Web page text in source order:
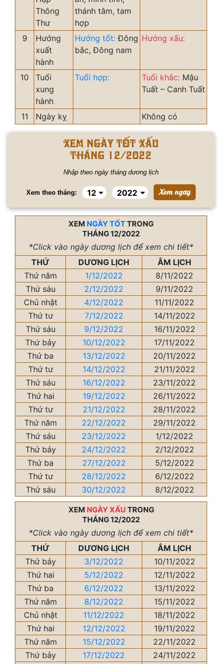
Thông
Thư
thánh tâm, tam
hợp
9
Hướng
xuất
hành
Hướng tốt: Đông
bắc, Đông nam
Hướng xấu:
10
Tuổi
xung
hành
Tuổi hợp: Tuổi khắc: Mậu
Tuất – Canh Tuất
11 Ngày kỵ Không có
Xem ngày tốt xấu
tháng 12/2022
Nhập theo ngày tháng dương lịch
Xem theo tháng:
XEM NGÀY TỐTTRONG
THÁNG 12/2022
*Click vào ngày dương lịch để xem chi tiết*
THỨ
DƯƠNG LỊCH
ÂM LỊCH
Thứ năm
1/12/2022
8/11/2022
Thứ sáu
2/12/2022
9/11/2022
Chủ nhật
4/12/2022
11/11/2022
Thứ tư
7/12/2022
14/11/2022
Thứ sáu
9/12/2022
16/11/2022
Thứ bảy
10/12/2022
17/11/2022
Thứ ba
13/12/2022
20/11/2022
Thứ tư
14/12/2022
21/11/2022
Thứ sáu
16/12/2022
23/11/2022
Thứ hai
19/12/2022
26/11/2022
Thứ tư
21/12/2022
28/11/2022
Thứ năm
22/12/2022
29/11/2022
Thứ sáu
23/12/2022
1/12/2022
Thứ bảy
24/12/2022
2/12/2022
Thứ ba
27/12/2022
5/12/2022
Thứ tư
28/12/2022
6/12/2022
Thứ sáu
30/12/2022 8/12/2022
XEM NGÀY XẤU TRONG
THÁNG 12/2022
*Click vào ngày dương lịch để xem chi tiết*
THỨ
DƯƠNG LỊCH
ÂM LỊCH
Thứ bảy
3/12/2022
10/11/2022
Thứ hai
5/12/2022
12/11/2022
Thứ ba
6/12/2022
13/11/2022
Thứ năm
8/12/2022
15/11/2022
Chủ nhật
11/12/2022
18/11/2022
Thứ hai
12/12/2022
19/11/2022
Thứ năm
15/12/2022
22/11/2022
Thứ bảy
17/12/2022
24/11/2022